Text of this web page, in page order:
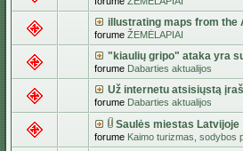
illustrating maps from the
forume ŽEMĖLAPIAI
"kiaulių gripo" ataka yra
forume Dabarties aktualijos
Už internetu atsisiųstą
forume Dabarties aktualijos
Saulės miestas Latvijoje
forume Kaimo turizmas, sodybos